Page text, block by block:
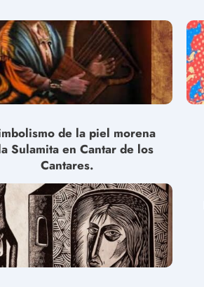
de la piel morena
Sulamita en Cantar de los
Cantares.